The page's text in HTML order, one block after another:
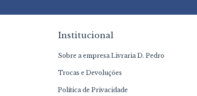
Institucional
Sobre a empresa Livraria D. Pedro
Trocas e Devoluções
Política de Privacidade